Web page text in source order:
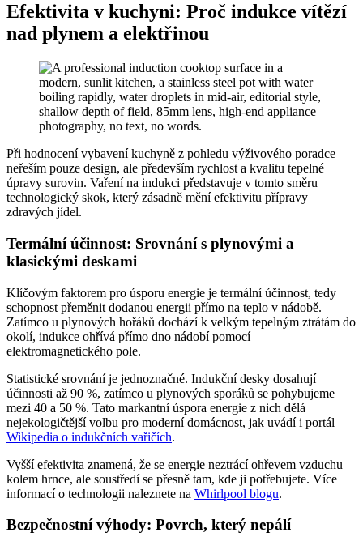
Efektivita v kuchyni: Proč indukce vítězí
nad plynem a elektřinou
Při hodnocení vybavení kuchyně z pohledu výživového poradce
neřeším pouze design, ale především rychlost a kvalitu tepelné
úpravy surovin. Vaření na indukci představuje v tomto směru
technologický skok, který zásadně mění efektivitu přípravy
zdravých jídel.
Termální účinnost: Srovnání s plynovými a
klasickými deskami
Klíčovým faktorem pro úsporu energie je termální účinnost, tedy
schopnost přeměnit dodanou energii přímo na teplo v nádobě.
Zatímco u plynových hořáků dochází k velkým tepelným ztrátám do
okolí, indukce ohřívá přímo dno nádobí pomocí
elektromagnetického pole.
Statistické srovnání je jednoznačné. Indukční desky dosahují
účinnosti až 90 %, zatímco u plynových sporáků se pohybujeme
mezi 40 a 50 %. Tato markantní úspora energie z nich dělá
nejekologičtější volbu pro moderní domácnost, jak uvádí i portál
Wikipedia o indukčních vařičích.
Vyšší efektivita znamená, že se energie neztrácí ohřevem vzduchu
kolem hrnce, ale soustředí se přesně tam, kde ji potřebujete. Více
informací o technologii naleznete na Whirlpool blogu.
Bezpečnostní výhody: Povrch, který nepálí